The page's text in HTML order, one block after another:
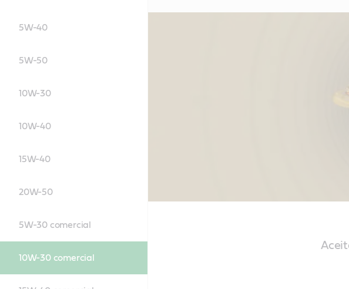
5W-40
5W-50
10W-30
10W-40
15W-40
20W-50
5W-30 comercial
10W-30 comercial